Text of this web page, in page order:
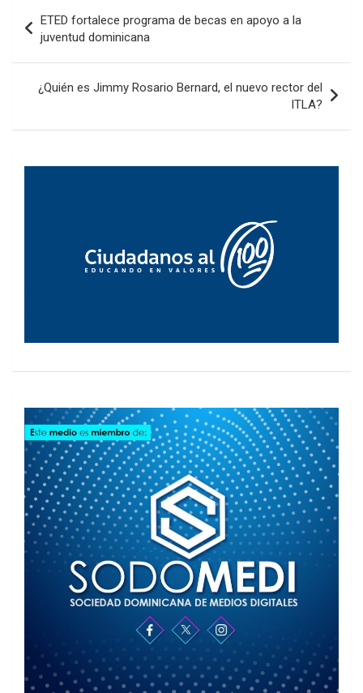
de
entradas
ETED fortalece programa de becas en apoyo a la
juventud dominicana
¿Quién es Jimmy Rosario Bernard, el nuevo rector del
ITLA?